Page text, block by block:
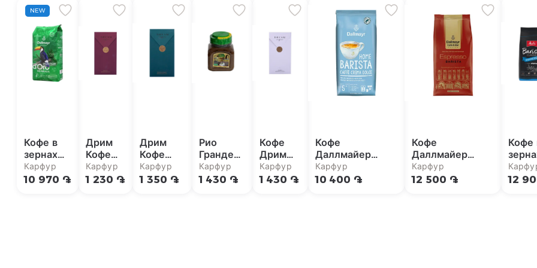
NEW
Кофе в
зернах
Dallmayr
Crema
Карфур
10 970 ֏
Дрим
Кофе
Робуста
100г
Карфур
1 230 ֏
Дрим
Кофе
Арабика-
Робуста
Карфур
1 350 ֏
Рио
Гранде
Молотый
кофе П/К
Карфур
1 430 ֏
Кофе
Дрим
Арабика
100г
Карфур
1 430 ֏
Кофе
Даллмайер
жареный,
цельнозерновой
Карфур
10 400 ֏
Кофе
Даллмайер
жареный,
цельнозерновой
Карфур
12 500 ֏
Кофе
12